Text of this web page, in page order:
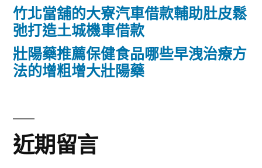
竹北當舖的大寮汽車借款輔助肚皮鬆
弛打造土城機車借款
壯陽藥推薦保健食品哪些早洩治療方
法的增粗增大壯陽藥
近期留言